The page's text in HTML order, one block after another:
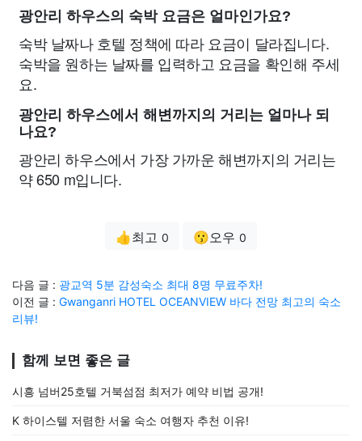
광안리 하우스의 숙박 요금은 얼마인가요?
숙박 날짜나 호텔 정책에 따라 요금이 달라집니다.
숙박을 원하는 날짜를 입력하고 요금을 확인해 주세
요.
광안리 하우스에서 해변까지의 거리는 얼마나 되
나요?
광안리 하우스에서 가장 가까운 해변까지의 거리는
약 650 m입니다.
👍최고 0 😗오우 0
다음 글 : 광교역 5분 감성숙소 최대 8명 무료주차!
이전 글 : Gwanganri HOTEL OCEANVIEW 바다 전망 최고의 숙소
리뷰!
함께 보면 좋은 글
시흥 넘버25호텔 거북섬점 최저가 예약 비법 공개!
K 하이스텔 저렴한 서울 숙소 여행자 추천 이유!